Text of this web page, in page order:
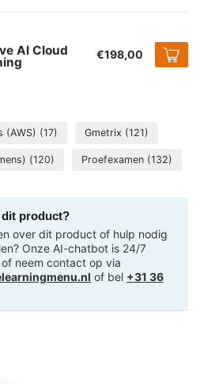
AI Cloud €198,00
(AWS) (17) Gmetrix (121)
(120) Proefexamen (132)
dit product?
over dit product of hulp nodig
Onze AI-chatbot is 24/7
neem contact op via
of bel +31 36